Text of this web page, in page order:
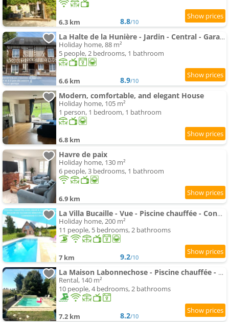
6.3 km 8.8/10
La Halte de la Hunière - Jardin - Central - Garage
Holiday home, 88 m²
5 people, 2 bedrooms, 1 bathroom
6.6 km 8.9/10
Modern, comfortable, and elegant House
Holiday home, 105 m²
1 person, 1 bedroom, 1 bathroom
6.8 km
Havre de paix
Holiday home, 130 m²
6 people, 3 bedrooms, 1 bathroom
6.9 km
La Villa Bucaille - Vue - Piscine chauffée - Confidentielle
Holiday home, 200 m²
11 people, 5 bedrooms, 2 bathrooms
7 km 9.2/10
La Maison Labonnechose - Piscine chauffée - Calme - Jeux
Rental, 140 m²
10 people, 4 bedrooms, 2 bathrooms
7.2 km 8.2/10